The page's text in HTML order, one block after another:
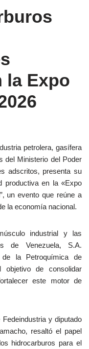
la Expo
petrolera, gasífera
del Ministerio del Poder
adscritos, presenta su
productiva en la «Expo
un evento que reúne a
la economía nacional.
industrial y las
de Venezuela, S.A.
la Petroquímica de
objetivo de consolidar
este motor de
y diputado
resaltó el papel
hidrocarburos para el